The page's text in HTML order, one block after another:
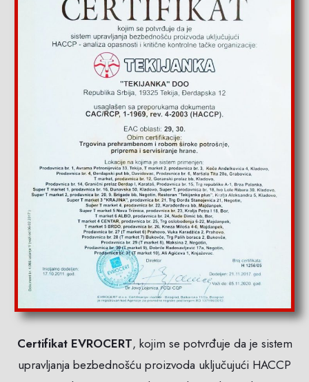
Certifikat EVROCERT, kojim se potvrđuje da je sistem
upravljanja bezbednošću proizvoda uključujući HACCP